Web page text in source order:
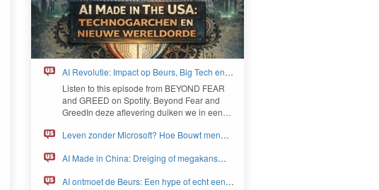
AI Revolutie: Impact op Beurs, Big Tech en
Nieuwe Wereldorde - BEYOND FEAR and
GREED
Lis­ten to this episode from BEYOND FEAR
andGREED on Spo­ti­fy. Beyond Fear and
Greed­In deze aflev­er­ing duiken we in een…
Leven zonder Microsoft? Hoe Bouwt men
BEYOND FEAR and GREED
AI Made in China: Dreiging of megakans
GREED
AI ontmoet de Beurs: Een hype of echt een